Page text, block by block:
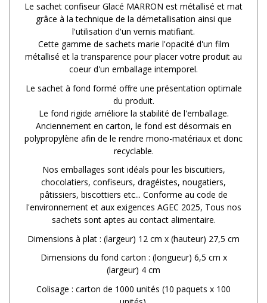
Le sachet confiseur Glacé MARRON est métallisé et mat
grâce à la technique de la démetallisation ainsi que
l'utilisation d'un vernis matifiant.
Cette gamme de sachets marie l'opacité d'un film
métallisé et la transparence pour placer votre produit au
coeur d'un emballage intemporel.
Le sachet à fond formé offre une présentation optimale
du produit.
Le fond rigide améliore la stabilité de l'emballage.
Anciennement en carton, le fond est désormais en
polypropylène afin de le rendre mono-matériaux et donc
recyclable.
Nos emballages sont idéals pour les biscuitiers,
chocolatiers, confiseurs, dragéistes, nougatiers,
pâtissiers, biscottiers etc... Conforme au code de
l'environnement et aux exigences AGEC 2025, Tous nos
sachets sont aptes au contact alimentaire.
Dimensions à plat : (largeur) 12 cm x (hauteur) 27,5 cm
Dimensions du fond carton : (longueur) 6,5 cm x
(largeur) 4 cm
Colisage : carton de 1000 unités (10 paquets x 100